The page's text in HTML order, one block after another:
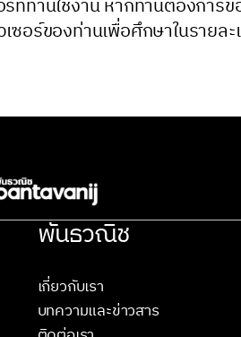
ร์ที่ท่านใช้งานหากท่านต้องการข้
เซอร์ของท่านเพื่อศึกษาในรายล
พันธวณิช
เกี่ยวกับเรา
บทความและข่าวสาร